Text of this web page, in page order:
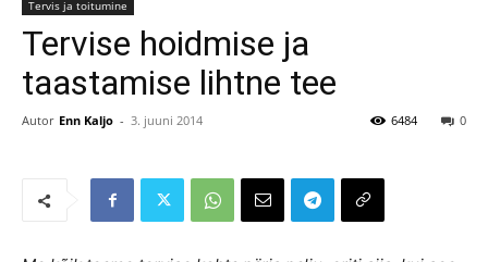
Tervis ja toitumine
Tervise hoidmise ja
taastamise lihtne tee
Autor Enn Kaljo - 3. juuni 2014 0
6484